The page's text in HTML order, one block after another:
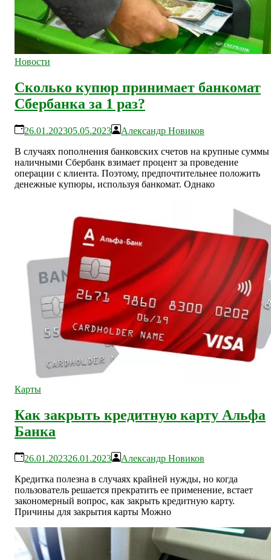
Новости
Сколько купюр принимает банкомат
Сбербанка за 1 раз?
26.01.202305.05.2023
Александр Новиков
В случаях пополнения банковских счетов на крупные суммы
наличными Сбербанк взимает процент за проведение
операции с клиента. Поэтому, предпочтительнее положить
денежные купюры, используя банкомат. Однако
Карты
Как закрыть кредитную карту Альфа
Банка
26.01.202326.01.2023
Александр Новиков
Кредитка полезна в случаях крайней нужды, но когда
пользователь решается прекратить ее применение, встает
закономерный вопрос, как закрыть кредитную карту.
Причины для закрытия карты Можно